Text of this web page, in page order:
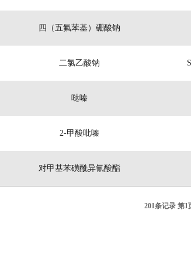
四（五氟苯基）硼酸钠
二氯乙酸钠
哒嗪
2-甲酸吡嗪
对甲基苯磺酰异氰酸酯
201条记录 第1